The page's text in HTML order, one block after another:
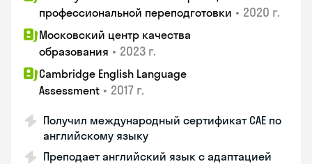
профессиональной переподготовки • 2020 г.
Московский центр качества
образования • 2023 г.
Cambridge English Language
Assessment • 2017 г.
Получил международный сертификат CAE по
английскому языку
Преподает английский язык с адаптацией